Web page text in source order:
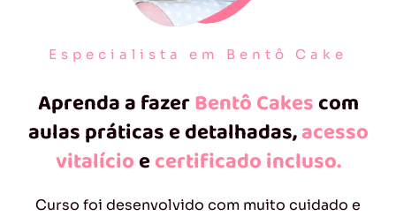
Especialista em Bentô Cake
Aprenda a fazerBentô Cakescom
aulas práticas e detalhadas,acesso
vitalícioecertificado incluso.
Curso foi desenvolvido com muito cuidado e